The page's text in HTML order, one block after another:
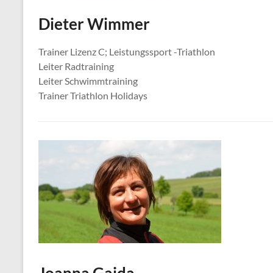
Dieter Wimmer
Trainer Lizenz C; Leistungssport -Triathlon
Leiter Radtraining
Leiter Schwimmtraining
Trainer Triathlon Holidays